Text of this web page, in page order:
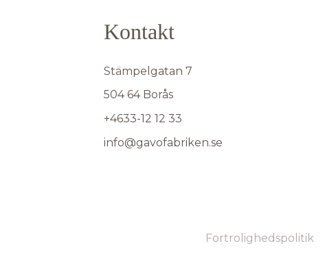
Kontakt
Stämpelgatan 7
504 64 Borås
+4633-12 12 33
info@gavofabriken.se
Fortrolighedspolitik